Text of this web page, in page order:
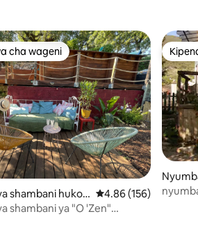
kati ya 5, tathmini 167
cha wageni
cha wageni
shambani huko L Ukadiriaji wa wastani
4.86 (156)
shambani ya "O 'Zen"
Rustrel